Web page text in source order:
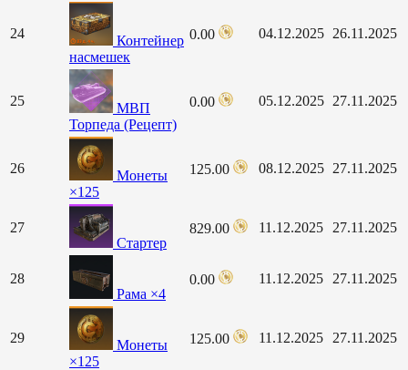
24
Контейнер
насмешек
0.00 04.12.2025 26.11.2025
25
МВП
Торпеда (Рецепт)
0.00 05.12.2025 27.11.2025
26
Монеты
×125
125.00 08.12.2025 27.11.2025
27
Стартер
829.00 11.12.2025 27.11.2025
28
Рама ×4
0.00 11.12.2025 27.11.2025
29
Монеты
×125
125.00 11.12.2025 27.11.2025